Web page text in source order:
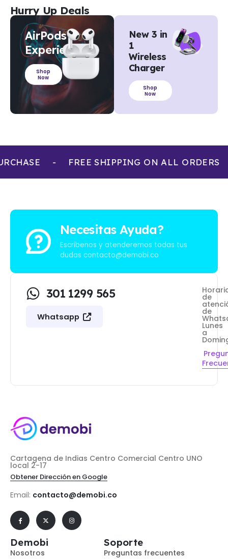
Hurry Up Deals
AirPods
Experience
Shop
Now
New 3 in
1
Wireless
Charger
Shop
Now
- FREE SHIPPING ON ALL ORDERS
Necesitas Ayuda?
Escribenos y atenderemos todas tus
dudas contacto@demobi.co
301 1299 565
Whatsapp
de
de
Lunes
a
Cartagena de Indias Centro Comercial Centro UNO
local 2-17
Obtener Dirección en Google
Email: contacto@demobi.co
Demobi
Nosotros
Soporte
Preguntas frecuentes